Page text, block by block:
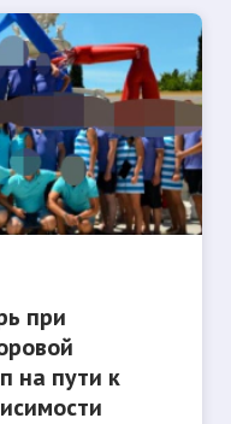
при
на пути к